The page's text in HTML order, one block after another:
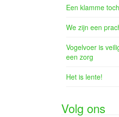
Een klamme
We zijn een
Vogelvoer is
een zorg
Het is lente!
Volg ons